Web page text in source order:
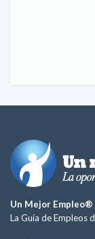
Un Mejor Empleo®
La Guía de Empleos